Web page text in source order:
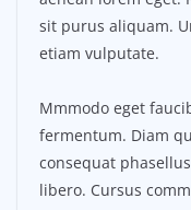
sit purus aliquam.
etiam vulputate.
Mmmodo eget
fermentum. Diam
consequat
libero. Cursus